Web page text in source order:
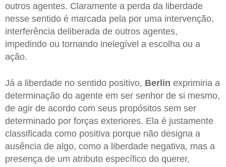
outros agentes. Claramente a perda da liberdade
nesse sentido é marcada pela por uma intervenção,
interferência deliberada de outros agentes,
impedindo ou tornando inelegível a escolha ou a
ação.
Já a liberdade no sentido positivo, Berlin exprimiria a
determinação do agente em ser senhor de si mesmo,
de agir de acordo com seus propósitos sem ser
determinado por forças exteriores. Ela é justamente
classificada como positiva porque não designa a
ausência de algo, como a liberdade negativa, mas a
presença de um atributo específico do querer,